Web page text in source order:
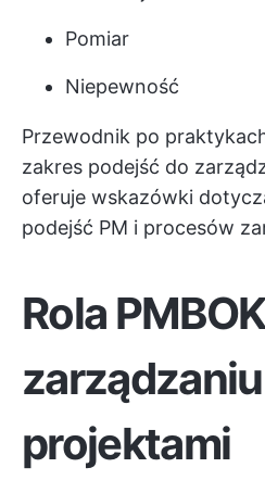
Pomiar
Niepewność
Przewodnik po
zakres podejść do
oferuje wskazówki
podejść PM i procesów
Rola
zarządzaniu
projektami